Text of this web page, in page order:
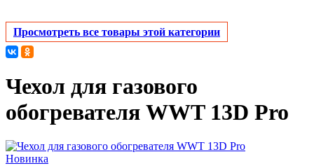
Просмотреть все товары этой категории
Чехол для газового
обогревателя WWT 13D Pro
Новинка